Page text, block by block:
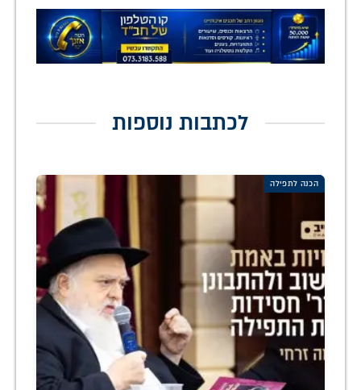
לכתבות נוספות
הכנה לתפילה